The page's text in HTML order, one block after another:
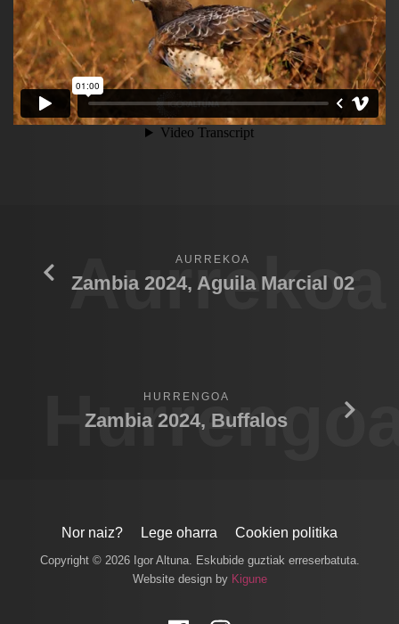
Aurrekoa
AURREKOA
Zambia 2024, Aguila Marcial 02
HURRENGOA
Zambia 2024, Buffalos
Nor naiz? Lege oharra Cookien politika
Copyright © 2026 Igor Altuna. Eskubide guztiak erreserbatuta.
Website design by Kigune